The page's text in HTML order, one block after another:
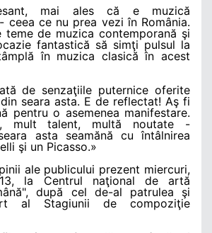
mai ales că e muzică
ceea ce nu prea vezi în România.
teme de muzica contemporană şi
fantastică să simţi pulsul la
în muzica clasică în acest
de senzaţiile puternice oferite
seara asta. E de reflectat! Aş fi
pentru o asemenea manifestare.
mult talent, multă noutate -
asta seamănă cu întâlnirea
şi un Picasso.»
ale publicului prezent miercuri,
la Centrul naţional de artă
după cel de-al patrulea şi
al Stagiunii de compoziţie